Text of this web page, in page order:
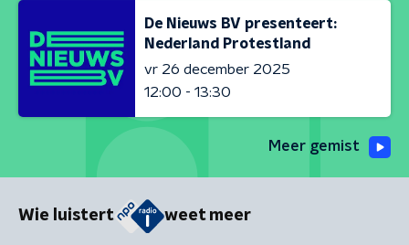
De Nieuws BV presenteert:
Nederland Protestland
vr 26 december 2025
12:00 - 13:30
Meer gemist
Wie luistert weet meer